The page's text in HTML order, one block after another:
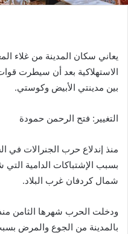
يعاني سكان المدينة من غلاء
الاستهلاكية بعد أن سيطرت
بين مدينتي الأبيض وكوستي.
التغيير: فتح الرحمن حمودة
منذ إندلاع حرب الجنرالات في
بسبب الإشتباكات الدامية التي
شمال كردفان غرب البلاد.
ودخلت الحرب شهرها الثامن منذ
بالمدينة من الجوع والمرض